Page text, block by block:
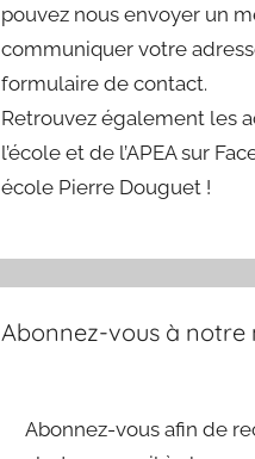
pouvez nous envoyer un
communiquer votre
formulaire de contact.
Retrouvez également les
l’école et de l’APEA sur
école Pierre Douguet !
Abonnez-vous à notre
Abonnez-vous afin de